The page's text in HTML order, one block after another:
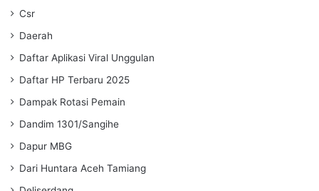
Csr
Daerah
Daftar Aplikasi Viral Unggulan
Daftar HP Terbaru 2025
Dampak Rotasi Pemain
Dandim 1301/Sangihe
Dapur MBG
Dari Huntara Aceh Tamiang